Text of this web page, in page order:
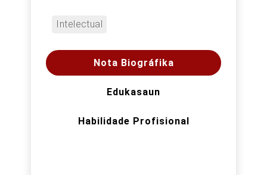
Intelectual
Nota Biográfika
Edukasaun
Habilidade Profisional